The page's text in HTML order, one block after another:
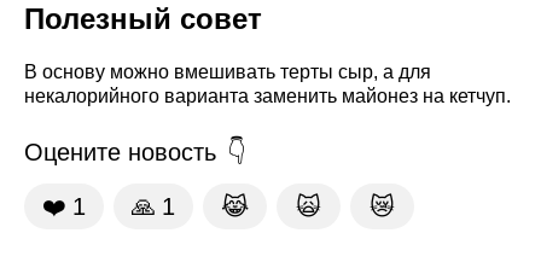
Полезный совет
В основу можно вмешивать терты сыр, а для
некалорийного варианта заменить майонез на кетчуп.
Оцените новость
❤️ 1 🙏 1 😹 🙀 😿